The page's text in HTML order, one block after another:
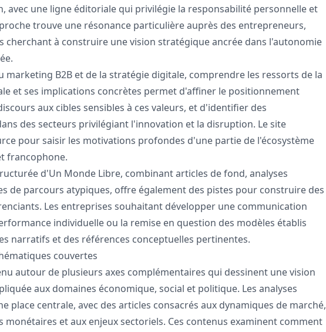
avec une ligne éditoriale qui privilégie la responsabilité personnelle et
trouve une résonance particulière auprès des entrepreneurs,
cherchant à construire une vision stratégique ancrée dans l'autonomie
marketing B2B et de la stratégie digitale, comprendre les ressorts de la
et ses implications concrètes permet d'affiner le positionnement
aux cibles sensibles à ces valeurs, et d'identifier des
des secteurs privilégiant l'innovation et la disruption. Le site
pour saisir les motivations profondes d'une partie de l'écosystème
francophone.
d'Un Monde Libre, combinant articles de fond, analyses
de parcours atypiques, offre également des pistes pour construire des
Les entreprises souhaitant développer une communication
individuelle ou la remise en question des modèles établis
narratifs et des références conceptuelles pertinentes.
couvertes
autour de plusieurs axes complémentaires qui dessinent une vision
aux domaines économique, social et politique. Les analyses
place centrale, avec des articles consacrés aux dynamiques de marché,
monétaires et aux enjeux sectoriels. Ces contenus examinent comment